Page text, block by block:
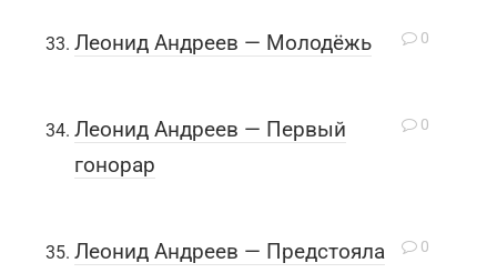
0
Леонид Андреев — Молодёжь
0
Леонид Андреев — Первый
гонорар
0
Леонид Андреев — Предстояла